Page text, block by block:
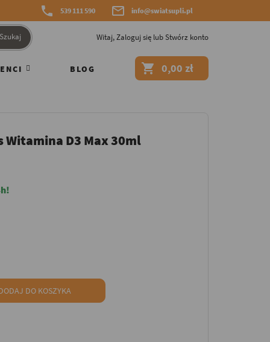
 539 111 590  info@swiatsupli.pl
Szukaj Witaj,Zaloguj się lubStwórz konto
BLOG  0,00 zł
Witamina D3 Max 30ml
DO KOSZYKA